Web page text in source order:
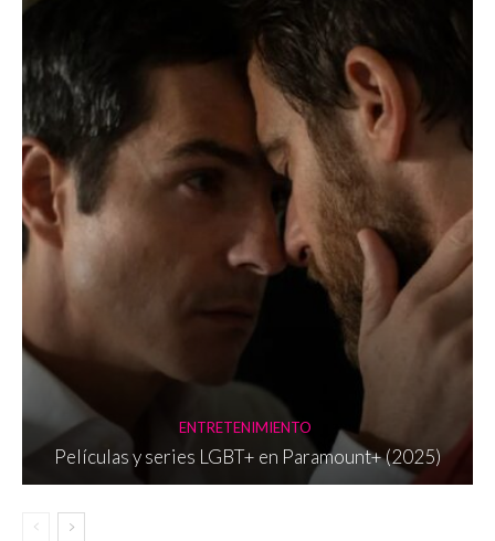
ENTRETENIMIENTO
Películas y series LGBT+ en Paramount+ (2025)